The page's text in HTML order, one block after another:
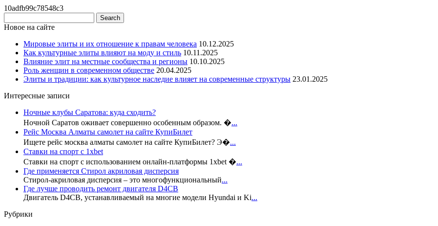
10adfb99c78548c3
Новое на сайте
Мировые элиты и их отношение к правам человека 10.12.2025
Как культурные элиты влияют на моду и стиль 10.11.2025
Влияние элит на местные сообщества и регионы 10.10.2025
Роль женщин в современном обществе 20.04.2025
Элиты и традиции: как культурное наследие влияет на современные структуры 23.01.2025
Интересные записи
Ночные клубы Саратова: куда сходить?
Ночной Саратов оживает совершенно особенным образом. �...
Рейс Москва Алматы самолет на сайте КупиБилет
Ищете рейс москва алматы самолет на сайте КупиБилет? Э�...
Ставки на спорт с 1xbet
Ставки на спорт с использованием онлайн-платформы 1xbet �...
Где применяется Стирол акриловая дисперсия
Стирол-акриловая дисперсия – это многофункциональный...
Где лучше проводить ремонт двигателя D4CB
Двигатель D4CB, устанавливаемый на многие модели Hyundai и Ki...
Рубрики